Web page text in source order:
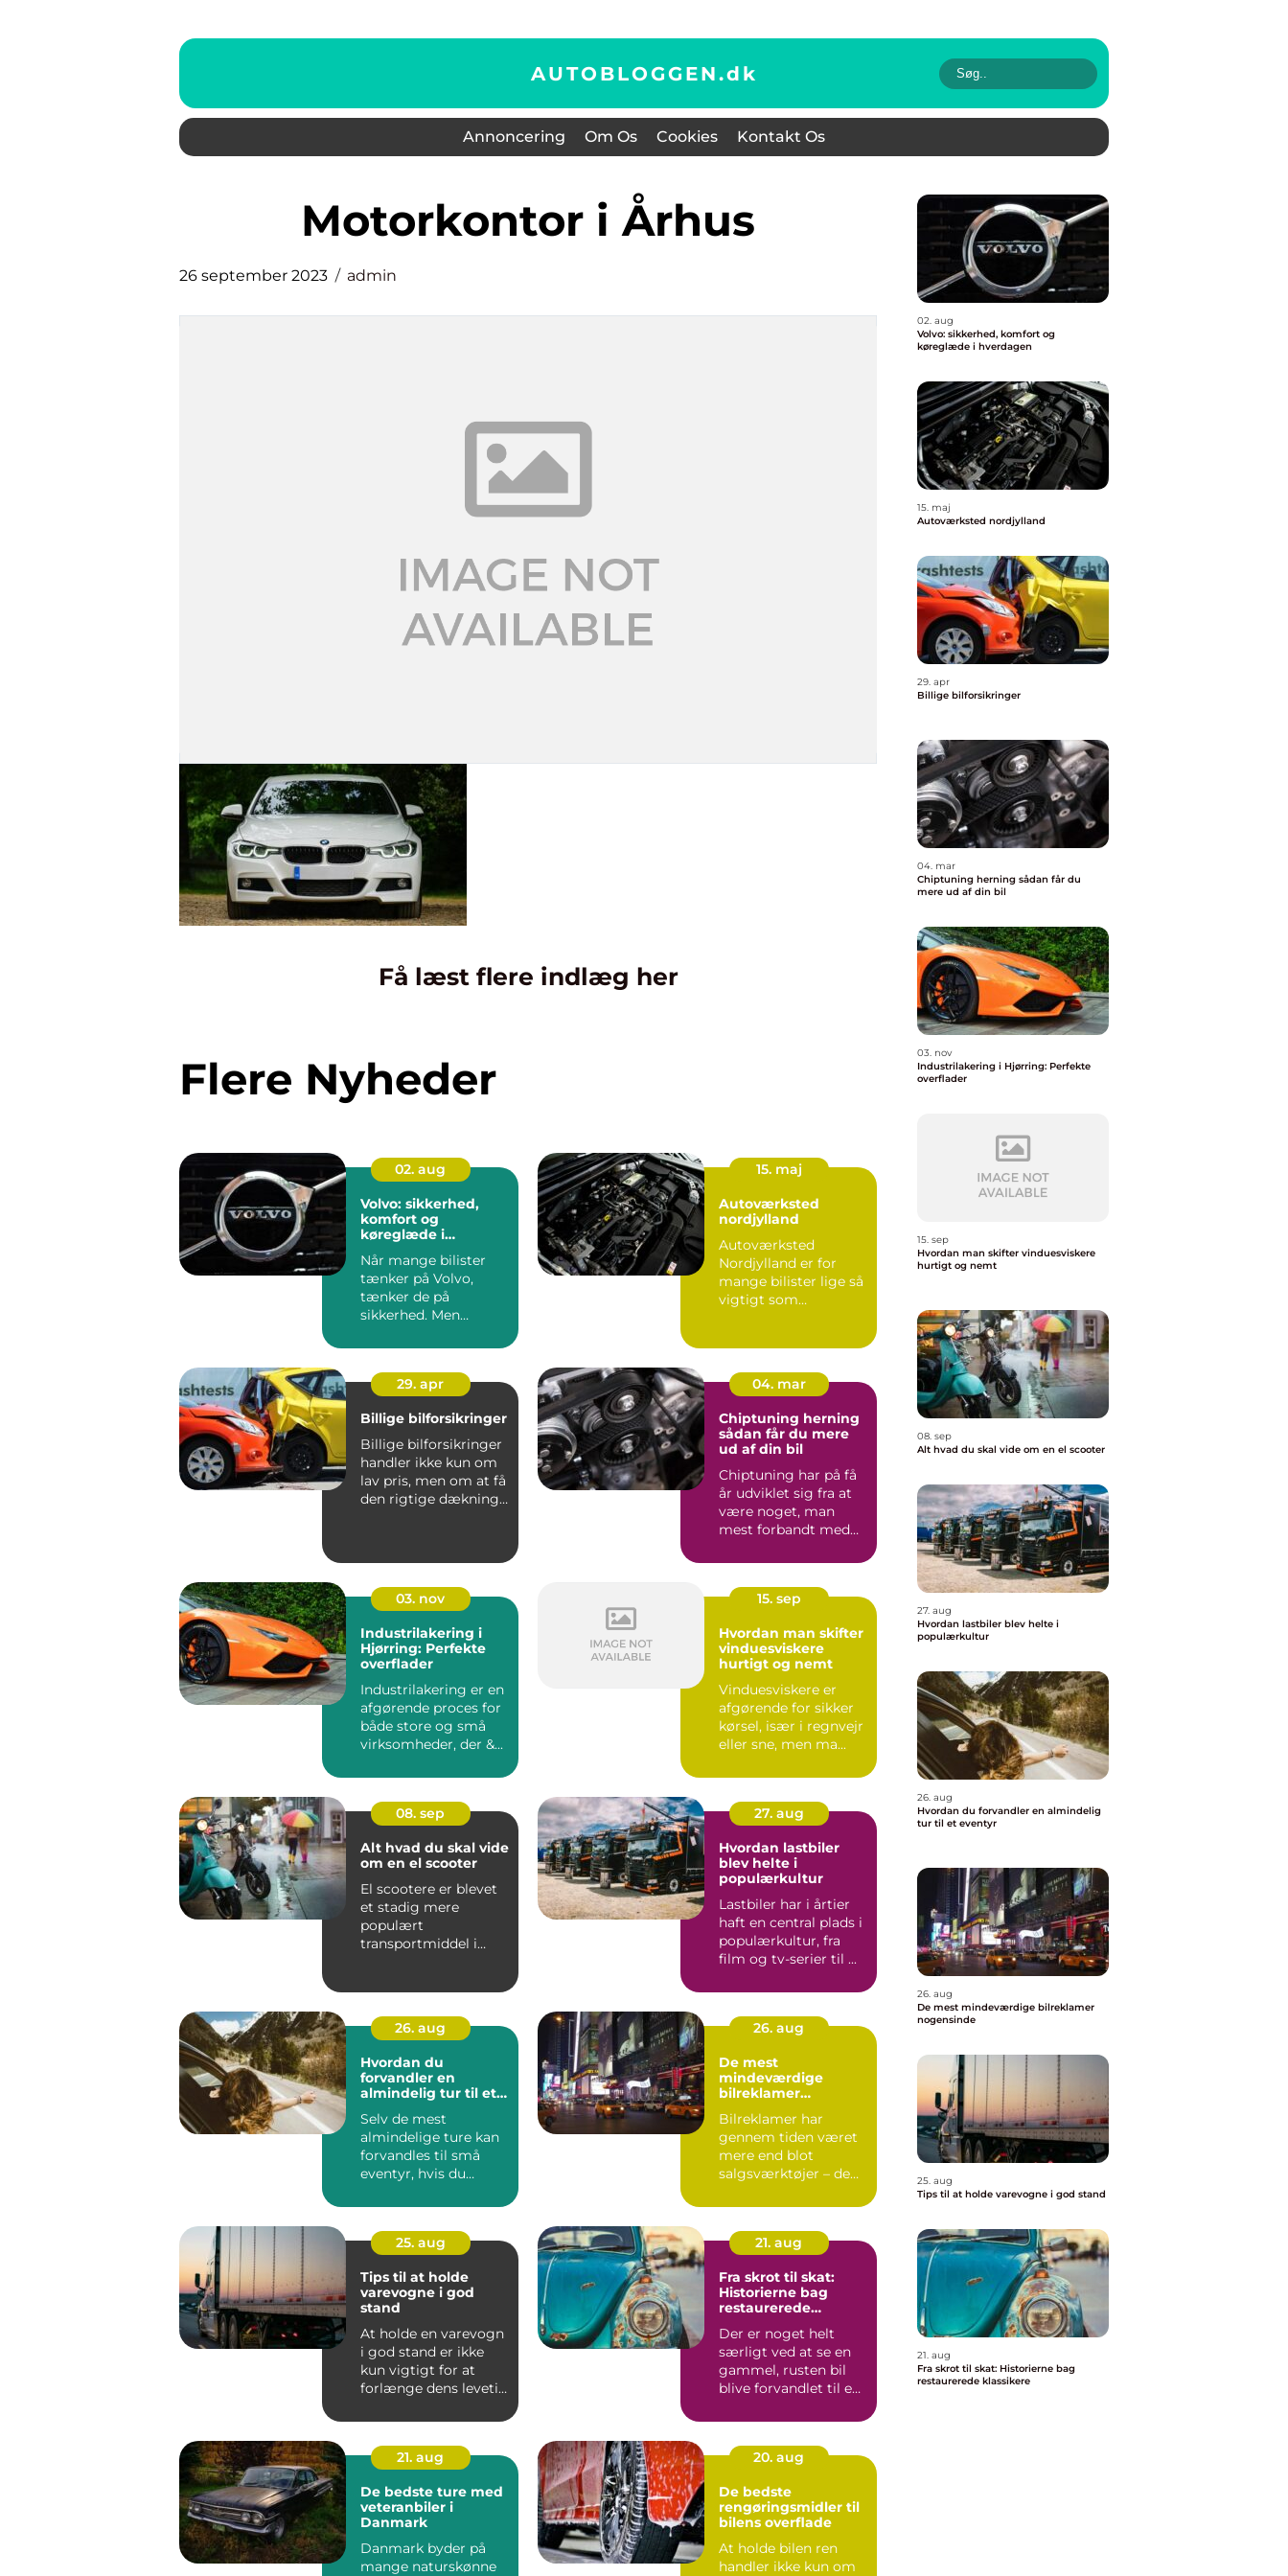
AUTOBLOGGEN.dk
Annoncering Om Os Cookies Kontakt Os
motorkontor i Århus
26 september 2023 admin
Få læst flere indlæg her
Flere Nyheder
02. aug
Volvo: sikkerhed,
komfort og
køreglæde i
Når mange bilister
tænker på Volvo,
tænker de på
sikkerhed. Men
15. maj
Autoværksted
nordjylland
Autoværksted
Nordjylland er for
mange bilister lige så
vigtigt som
29. apr
Billige bilforsikringer
Billige bilforsikringer
handler ikke kun om
lav pris, men om at få
den rigtige dækning
04. mar
Chiptuning herning
sådan får du mere
ud af din bil
Chiptuning har på få
år udviklet sig fra at
være noget, man
mest forbandt med
03. nov
Industrilakering i
Hjørring: Perfekte
overflader
Industrilakering er en
afgørende proces for
både store og små
virksomheder, der &...
15. sep
Hvordan man skifter
vinduesviskere
hurtigt og nemt
Vinduesviskere er
afgørende for sikker
kørsel, især i regnvejr
eller sne, men ma...
08. sep
Alt hvad du skal vide
om en el scooter
El scootere er blevet
et stadig mere
populært
transportmiddel i
27. aug
Hvordan lastbiler
blev helte i
populærkultur
Lastbiler har i årtier
haft en central plads i
populærkultur, fra
film og tv-serier til ...
26. aug
Hvordan du
forvandler en
almindelig tur til et
Selv de mest
almindelige ture kan
forvandles til små
eventyr, hvis du
med...
26. aug
De mest
mindeværdige
bilreklamer
Bilreklamer har
gennem tiden været
mere end blot
salgsværktøjer – de
25. aug
Tips til at holde
varevogne i god
stand
At holde en varevogn
i god stand er ikke
kun vigtigt for at
forlænge dens levetid
21. aug
Fra skrot til skat:
Historierne bag
restaurerede
Der er noget helt
særligt ved at se en
gammel, rusten bil
blive forvandlet til en
21. aug
De bedste ture med
veteranbiler i
Danmark
Danmark byder på
mange naturskønne
20. aug
De bedste
rengøringsmidler til
bilens overflade
At holde bilen ren
handler ikke kun om
02. aug
Volvo: sikkerhed, komfort og
køreglæde i hverdagen
15. maj
Autoværksted nordjylland
29. apr
Billige bilforsikringer
04. mar
Chiptuning herning sådan får du
mere ud af din bil
03. nov
Industrilakering i Hjørring: Perfekte
overflader
15. sep
Hvordan man skifter vinduesviskere
hurtigt og nemt
08. sep
Alt hvad du skal vide om en el scooter
27. aug
Hvordan lastbiler blev helte i
populærkultur
26. aug
Hvordan du forvandler en almindelig
tur til et eventyr
26. aug
De mest mindeværdige bilreklamer
nogensinde
25. aug
Tips til at holde varevogne i god stand
21. aug
Fra skrot til skat: Historierne bag
restaurerede klassikere